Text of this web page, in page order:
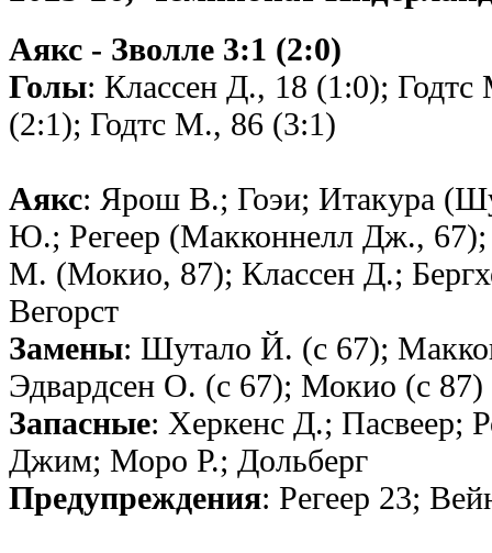
Аякс - Зволле 3:1 (2:0)
Голы: Классен Д., 18 (1:0);
(2:1); Годтс М., 86 (3:1)
Аякс: Ярош В.; Гоэи; Итакура
Ю.; Регеер (Макконнелл Дж., 67);
М. (Мокио, 87); Классен Д.;
Вегорст
Замены: Шутало Й. (с 67);
Эдвардсен О. (с 67); Мокио (с 87)
Запасные: Херкенс Д.; Пасвеер;
Джим; Моро Р.; Дольберг
Предупреждения: Регеер 23;